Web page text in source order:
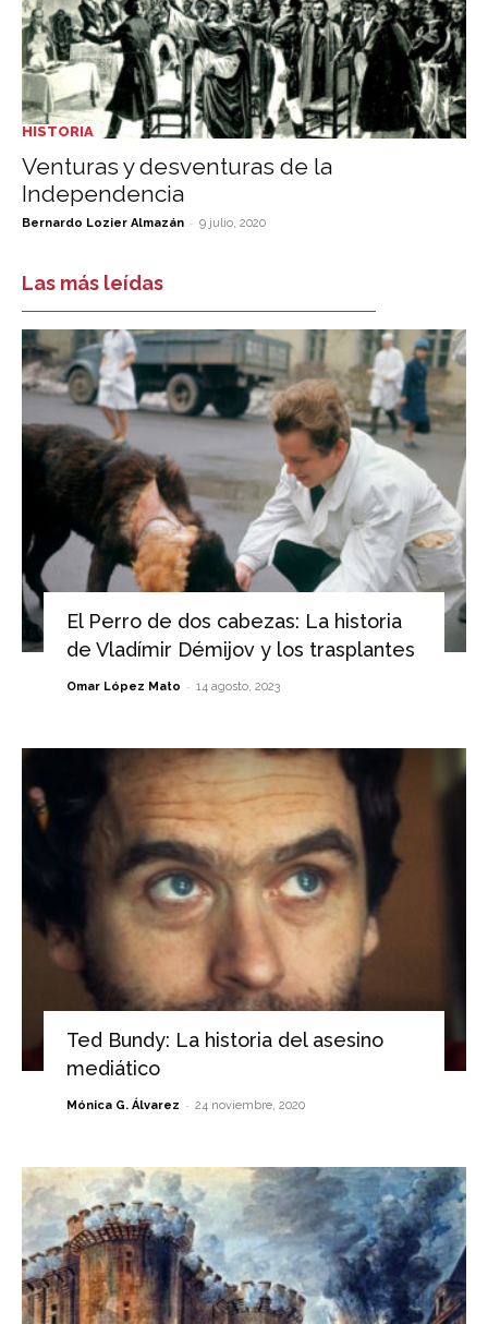
HISTORIA
Venturas y desventuras de la
Independencia
Bernardo Lozier Almazán - 9 julio, 2020
Las más leídas
El Perro de dos cabezas: La historia
de Vladímir Démijov y los trasplantes
Omar López Mato - 14 agosto, 2023
Ted Bundy: La historia del asesino
mediático
Mónica G. Álvarez - 24 noviembre, 2020